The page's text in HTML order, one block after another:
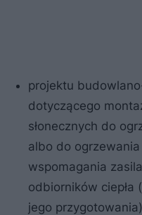
projektu
dotyczącego
słonecznych do
albo do
wspomagania
odbiorników ciepła
jego